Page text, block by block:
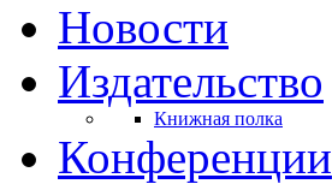
Новости
Издательство
Книжная полка
Конференции